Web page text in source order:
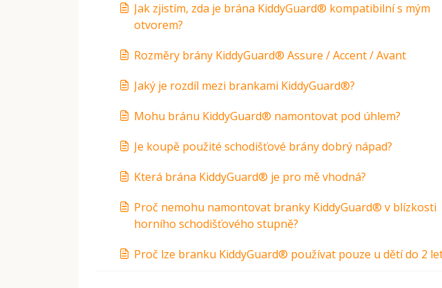
Jak zjistím, zda je brána KiddyGuard® kompatibilní s mým
otvorem?
Rozměry brány KiddyGuard® Assure / Accent / Avant
Jaký je rozdíl mezi brankami KiddyGuard®?
Mohu bránu KiddyGuard® namontovat pod úhlem?
Je koupě použité schodišťové brány dobrý nápad?
Která brána KiddyGuard® je pro mě vhodná?
Proč nemohu namontovat branky KiddyGuard® v blízkosti
horního schodišťového stupně?
Proč lze branku KiddyGuard® používat pouze u dětí do 2